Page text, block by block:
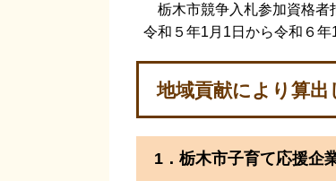
栃木市競争入札参加資格者
令和５年1月1日から令和６年
地域貢献により算出
1．栃木市子育て応援企